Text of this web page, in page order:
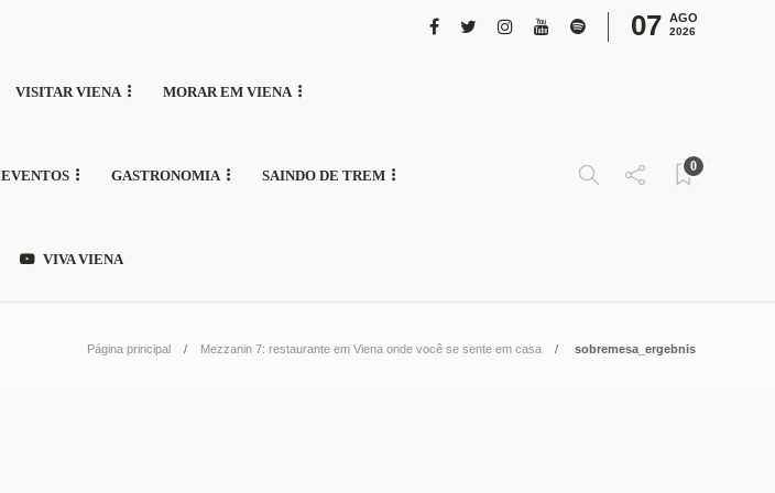
07 AGO
2026
VISITAR VIENA MORAR EM VIENA
EVENTOS GASTRONOMIA SAINDO DE TREM
VIVA VIENA
0
Página principal Mezzanin 7: restaurante em Viena onde você se sente em casa sobremesa_ergebnis